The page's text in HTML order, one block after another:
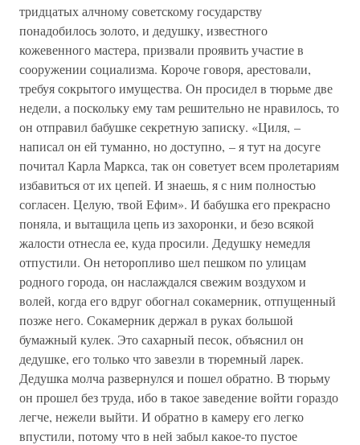
тридцатых алчному советскому государству
понадобилось золото, и дедушку, известного
кожевенного мастера, призвали проявить участие в
сооружении социализма. Короче говоря, арестовали,
требуя сокрытого имущества. Он просидел в тюрьме две
недели, а поскольку ему там решительно не нравилось, то
он отправил бабушке секретную записку. «Циля, –
написал он ей туманно, но доступно, – я тут на досуге
почитал Карла Маркса, так он советует всем пролетариям
избавиться от их цепей. И знаешь, я с ним полностью
согласен. Целую, твой Ефим». И бабушка его прекрасно
поняла, и вытащила цепь из захоронки, и безо всякой
жалости отнесла ее, куда просили. Дедушку немедля
отпустили. Он неторопливо шел пешком по улицам
родного города, он наслаждался свежим воздухом и
волей, когда его вдруг обогнал сокамерник, отпущенный
позже него. Сокамерник держал в руках большой
бумажный кулек. Это сахарный песок, объяснил он
дедушке, его только что завезли в тюремный ларек.
Дедушка молча развернулся и пошел обратно. В тюрьму
он прошел без труда, ибо в такое заведение войти гораздо
легче, нежели выйти. И обратно в камеру его легко
впустили, потому что в ней забыл какое-то пустое